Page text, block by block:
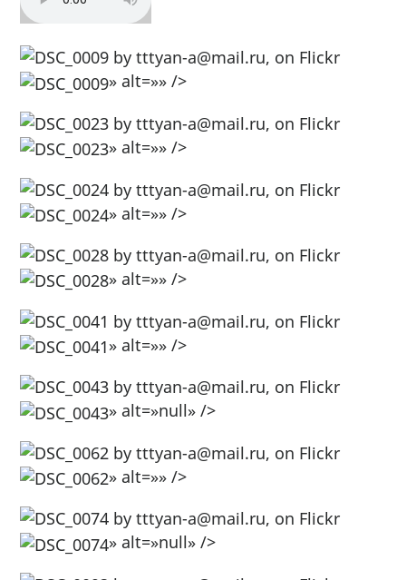
» alt=»» />
» alt=»» />
» alt=»» />
» alt=»» />
» alt=»» />
» alt=»null» />
» alt=»» />
» alt=»null» />